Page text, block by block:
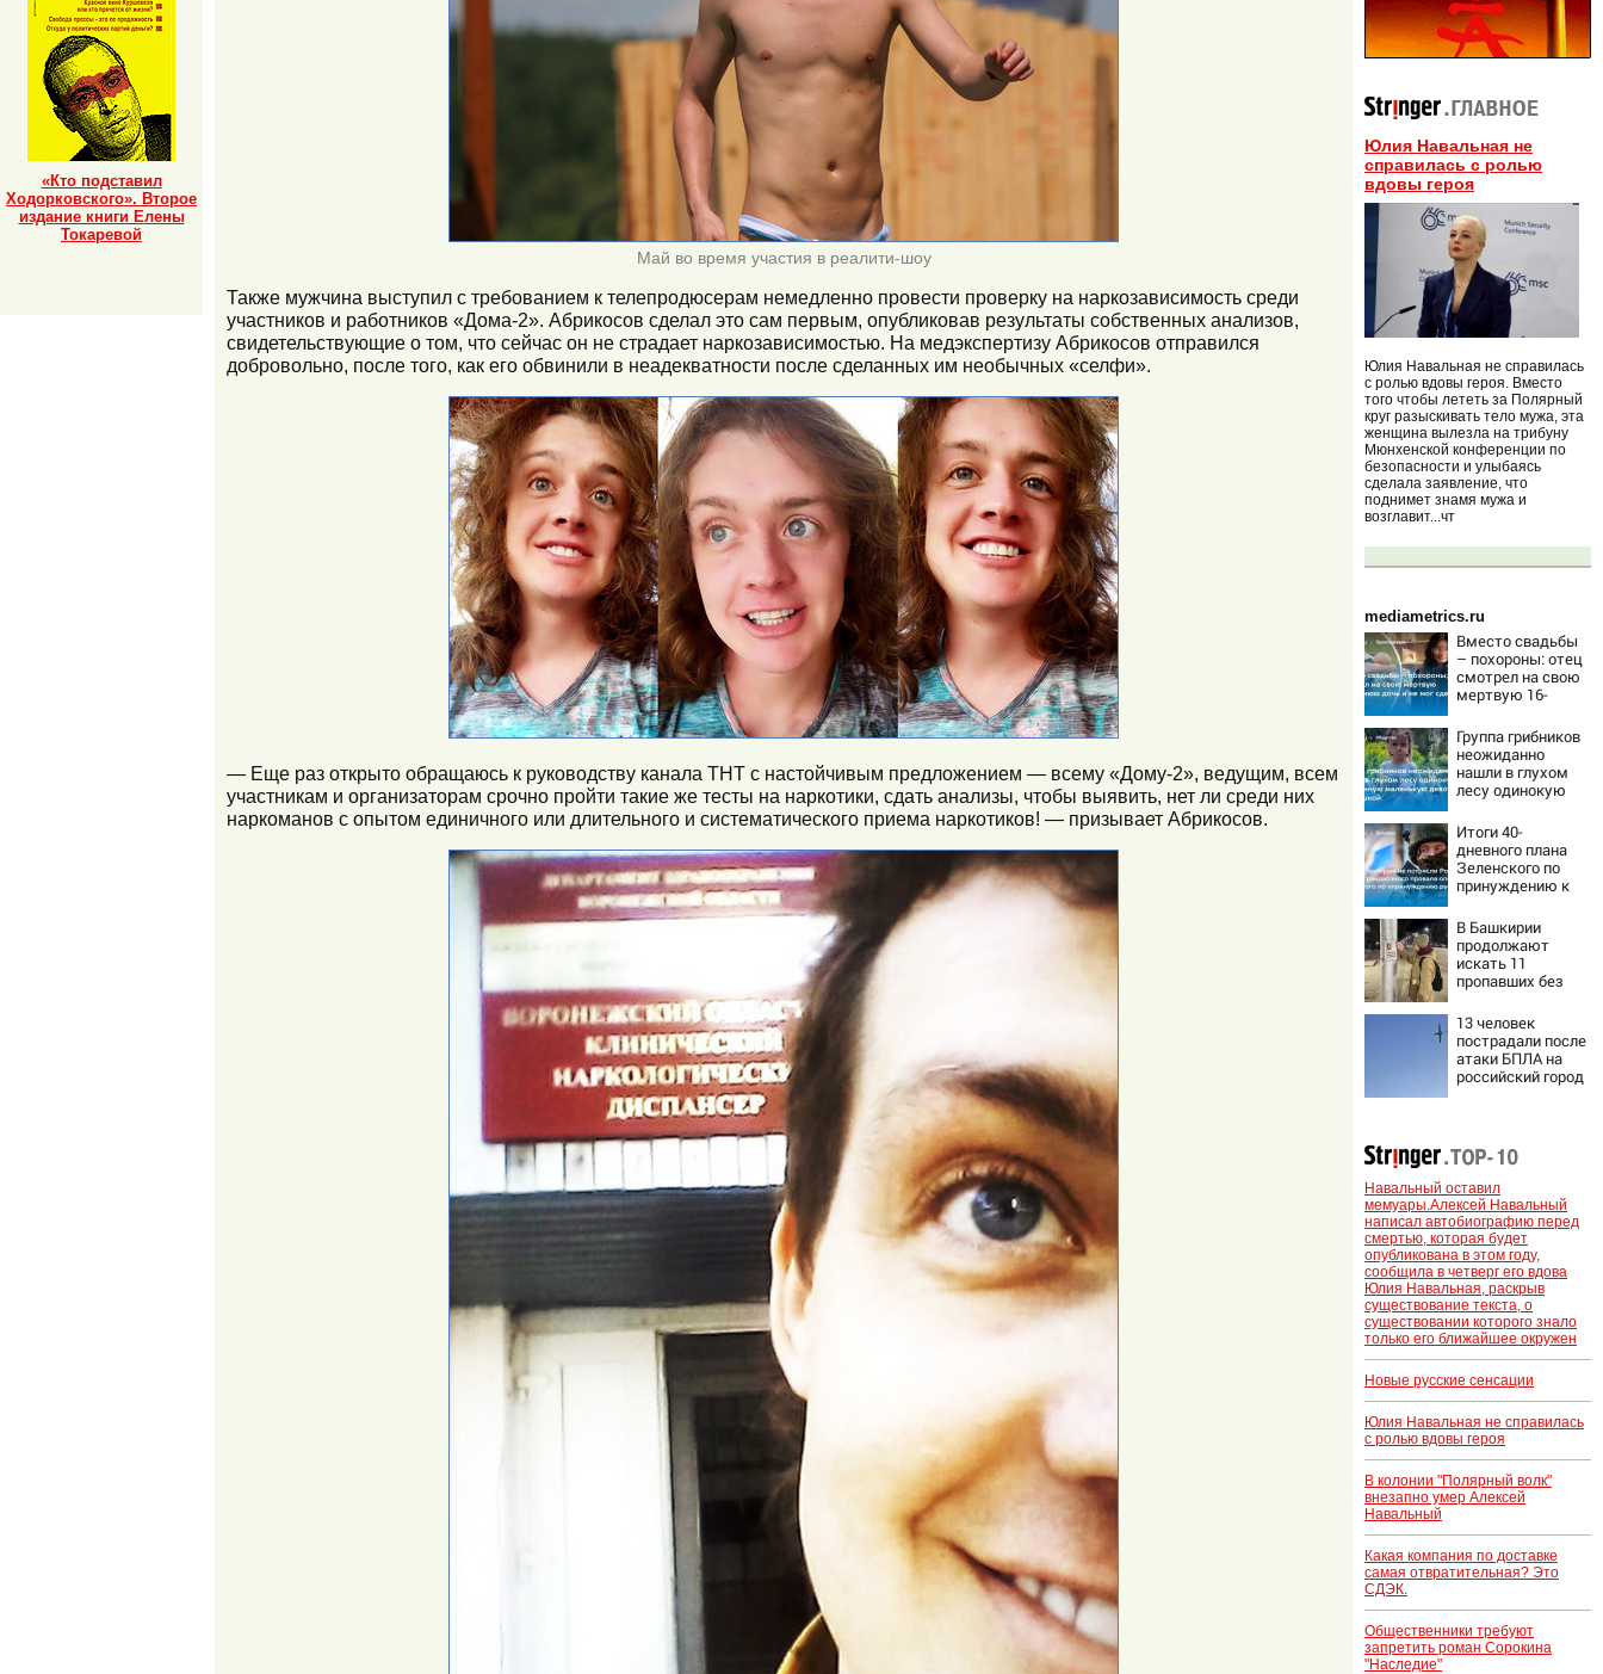
Май во время участия в реалити-шоу
Также мужчина выступил с требованием к телепродюсерам немедленно провести проверку на наркозависимость среди
участников и работников «Дома-2». Абрикосов сделал это сам первым, опубликовав результаты собственных анализов,
свидетельствующие о том, что сейчас он не страдает наркозависимостью. На медэкспертизу Абрикосов отправился
добровольно, после того, как его обвинили в неадекватности после сделанных им необычных «селфи».
— Еще раз открыто обращаюсь к руководству канала ТНТ с настойчивым предложением — всему «Дому-2», ведущим, всем
участникам и организаторам срочно пройти такие же тесты на наркотики, сдать анализы, чтобы выявить, нет ли среди них
наркоманов с опытом единичного или длительного и систематического приема наркотиков! — призывает Абрикосов.
Юлия Навальная не
справилась с ролью
вдовы героя
Юлия Навальная не справилась
с ролью вдовы героя. Вместо
того чтобы лететь за Полярный
круг разыскивать тело мужа, эта
женщина вылезла на трибуну
Мюнхенской конференции по
безопасности и улыбаясь
сделала заявление, что
поднимет знамя мужа и
возглавит...чт
mediametrics.ru
Вместо свадьбы
– похороны: отец
смотрел на свою
мертвую 16-
мог сдержать
слезы
Группа грибников
неожиданно
нашли в глухом
лесу одинокую
маленькую
девочку с
игрушкой
Итоги 40-
дневного плана
Зеленского по
принуждению к
ответила Россия,
полный разбор
провала операции
Украины от
военкора Коца
В Башкирии
продолжают
искать 11
пропавших без
13 человек
пострадали после
атаки БПЛА на
российский город
Навальный оставил
мемуары.Алексей Навальный
написал автобиографию перед
смертью, которая будет
опубликована в этом году,
сообщила в четверг его вдова
Юлия Навальная, раскрыв
существование текста, о
существовании которого знало
только его ближайшее окружен
Новые русские сенсации
Юлия Навальная не справилась
с ролью вдовы героя
В колонии "Полярный волк"
внезапно умер Алексей
Навальный
Какая компания по доставке
самая отвратительная? Это
СДЭК.
Общественники требуют
запретить роман Сорокина
"Наследие"
«Кто подставил
Ходорковского». Второе
издание книги Елены
Токаревой